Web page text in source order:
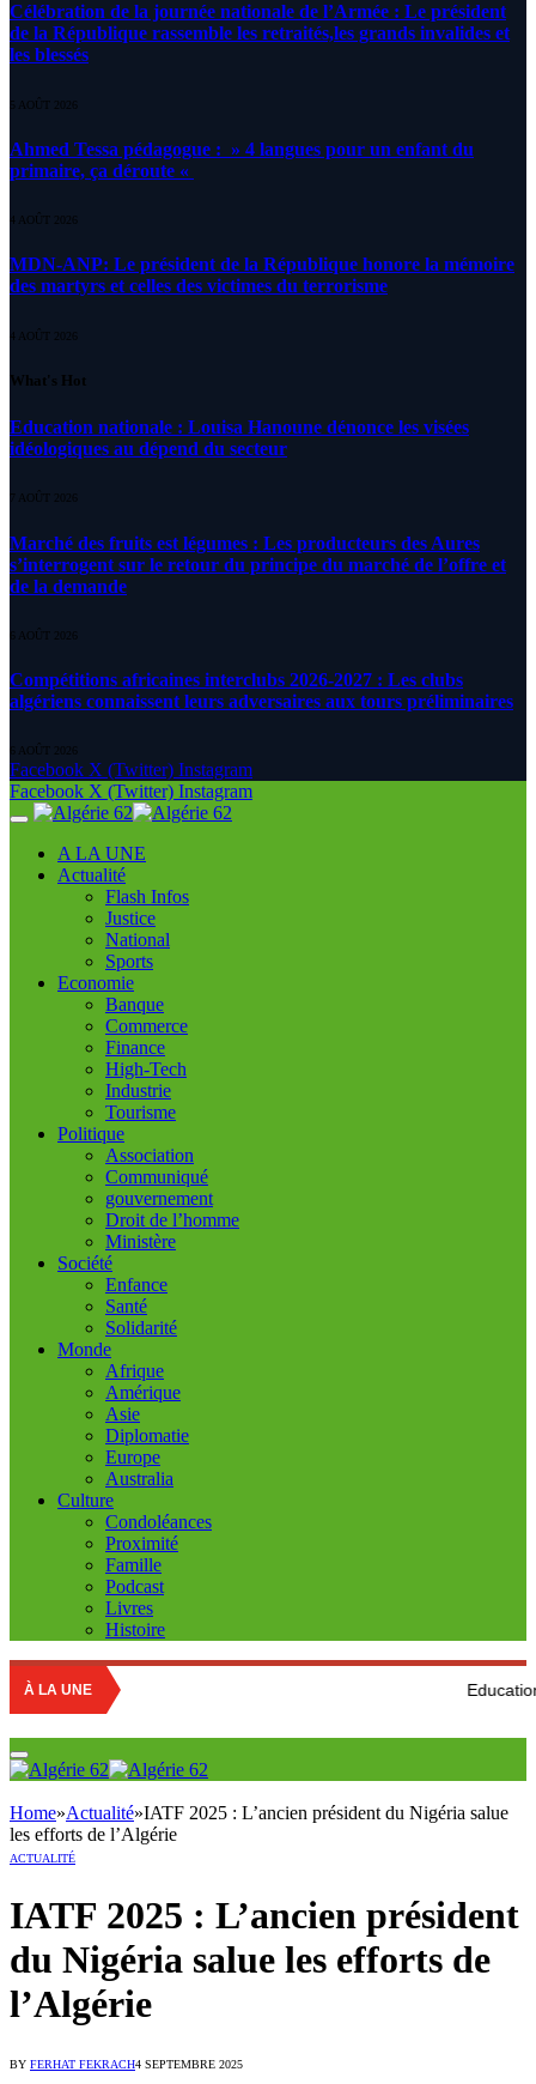
Célébration de la journée nationale de l’Armée : Le président
de la République rassemble les retraités,les grands invalides et
les blessés
5 AOÛT 2026
Ahmed Tessa pédagogue : » 4 langues pour un enfant du
primaire, ça déroute «
4 AOÛT 2026
MDN-ANP: Le président de la République honore la mémoire
des martyrs et celles des victimes du terrorisme
4 AOÛT 2026
What's Hot
Education nationale : Louisa Hanoune dénonce les visées
idéologiques au dépend du secteur
7 AOÛT 2026
Marché des fruits est légumes : Les producteurs des Aures
s’interrogent sur le retour du principe du marché de l’offre et
de la demande
6 AOÛT 2026
Compétitions africaines interclubs 2026-2027 : Les clubs
algériens connaissent leurs adversaires aux tours préliminaires
6 AOÛT 2026
Facebook X (Twitter) Instagram
Facebook X (Twitter) Instagram
A LA UNE
Actualité
Flash Infos
Justice
National
Sports
Economie
Banque
Commerce
Finance
High-Tech
Industrie
Tourisme
Politique
Association
Communiqué
gouvernement
Droit de l’homme
Ministère
Société
Enfance
Santé
Solidarité
Monde
Afrique
Amérique
Asie
Diplomatie
Europe
Australia
Culture
Condoléances
Proximité
Famille
Podcast
Livres
Histoire
À LA UNE Education nationale :
Home»Actualité»IATF 2025 : L’ancien président du Nigéria salue
les efforts de l’Algérie
ACTUALITÉ
IATF 2025 : L’ancien président
du Nigéria salue les efforts de
l’Algérie
BY FERHAT FEKRACH4 SEPTEMBRE 2025